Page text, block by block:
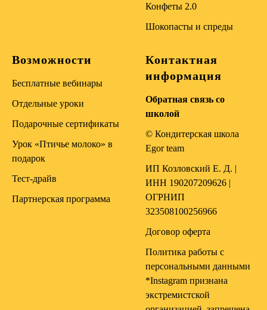
Конфеты 2.0
Шокопасты и спреды
Возможности
Бесплатные вебинары
Отдельные уроки
Подарочные сертификаты
Урок «Птичье молоко» в
подарок
Тест-драйв
Партнерская программа
Контактная
информация
Обратная связь со
школой
© Кондитерская школа
Egor team
ИП Козловский Е. Д. |
ИНН 190207209626 |
ОГРНИП
323508100256966
Договор оферта
Политика работы с
персональными данными
*Instagram признана
экстрeмистской